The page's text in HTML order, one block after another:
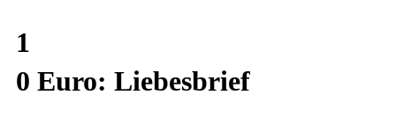
1
0 Euro: Liebesbrief